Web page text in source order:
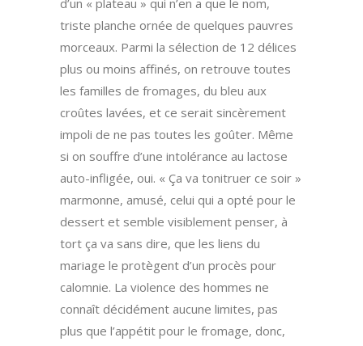
d’un « plateau » qui n’en a que le nom,
triste planche ornée de quelques pauvres
morceaux. Parmi la sélection de 12 délices
plus ou moins affinés, on retrouve toutes
les familles de fromages, du bleu aux
croûtes lavées, et ce serait sincèrement
impoli de ne pas toutes les goûter. Même
si on souffre d’une intolérance au lactose
auto-infligée, oui. « Ça va tonitruer ce soir »
marmonne, amusé, celui qui a opté pour le
dessert et semble visiblement penser, à
tort ça va sans dire, que les liens du
mariage le protègent d’un procès pour
calomnie. La violence des hommes ne
connaît décidément aucune limites, pas
plus que l’appétit pour le fromage, donc,